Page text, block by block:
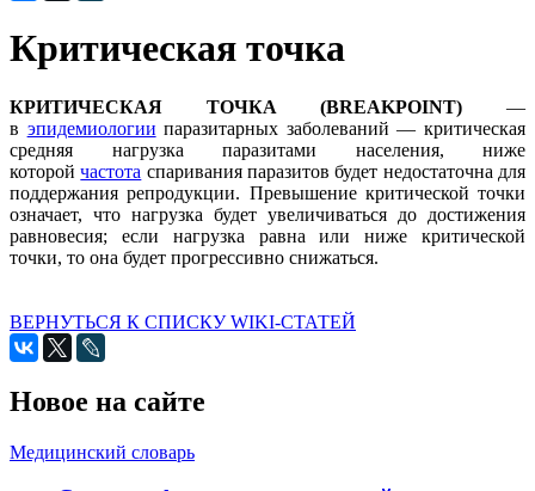
Критическая точка
КРИТИЧЕСКАЯ ТОЧКА (BREAKPOINT) —
в эпидемиологии паразитарных заболеваний — критическая
средняя нагрузка паразитами населения, ниже
которойчастота спаривания паразитов будет недостаточна для
поддержания репродукции. Превышение критической точки
означает, что нагрузка будет увеличиваться до достижения
равновесия; если нагрузка равна или ниже критической
точки, то она будет прогрессивно снижаться.
ВЕРНУТЬСЯ К СПИСКУ WIKI-СТАТЕЙ
Новое на сайте
Медицинский словарь